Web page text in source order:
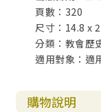
頁數：320
尺寸：14.8 x
分類：教會歷
適用對象：適
購物說明